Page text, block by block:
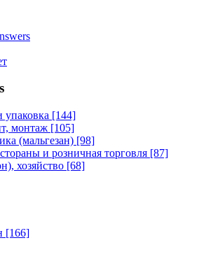
упаковка [144]
монтаж [105]
(мальгезан) [98]
и розничная торговля [87]
хозяйство [68]
[166]